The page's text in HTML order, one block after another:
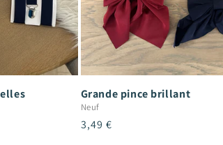
Grande pince brillant
Neuf
Prix
3,49 €